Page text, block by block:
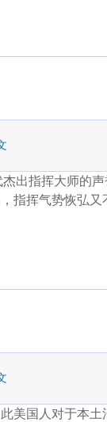
出指挥大师的声
指挥气势恢弘又
美国人对于本土